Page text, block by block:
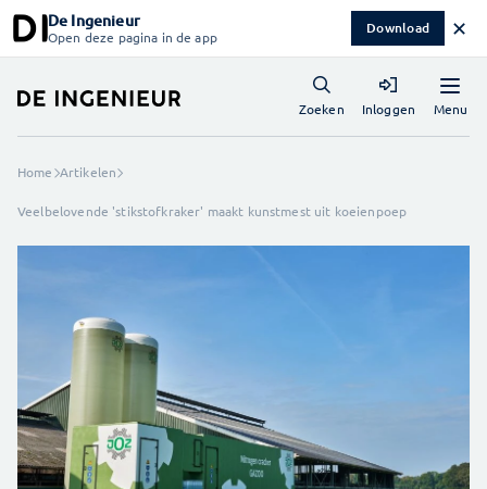
De Ingenieur
Open deze pagina in de app Download ✕
Menu
Zoeken Inloggen
Home Artikelen
Veelbelovende 'stikstofkraker' maakt kunstmest uit koeienpoep